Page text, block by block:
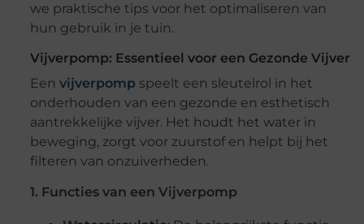
we praktische tips voor het optimaliseren van
hun gebruik in je tuin.
Vijverpomp: Essentieel voor een Gezonde Vijver
Een vijverpomp speelt een sleutelrol in het
onderhouden van een gezonde en esthetisch
aantrekkelijke vijver. Het houdt het water in
beweging, zorgt voor zuurstof en helpt bij het
filteren van onzuiverheden.
1. Functies van een Vijverpomp